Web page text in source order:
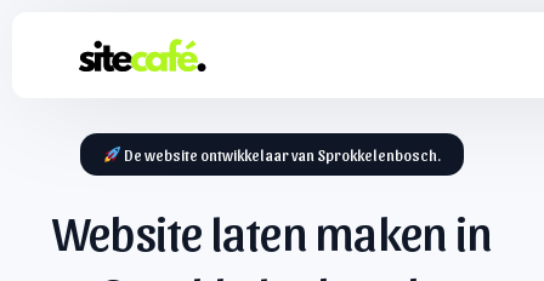
De website ontwikkelaar van Sprokkelenbosch.
Website laten maken in